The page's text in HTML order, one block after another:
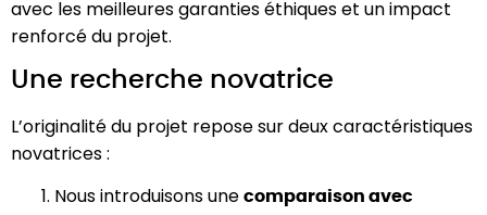
avec les meilleures garanties éthiques et un impact
renforcé du projet.
Une recherche novatrice
L’originalité du projet repose sur deux caractéristiques
novatrices :
Nous introduisons une comparaison avec